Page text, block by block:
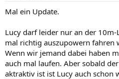
Mal ein Update.
Lucy darf leider nur an der 10m-
mal richtig auszupowern fahren
Wenn wir jemand dabei haben
auch mal laufen. Aber sobald
aktraktiv ist ist Lucy auch schon